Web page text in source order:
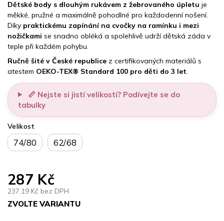
287 Kč
237,19 Kč bez DPH
ZVOLTE VARIANTU
Velikost
74/80 62/68
Dětské body s dlouhým rukávem z žebrovaného úpletu je
měkké, pružné a maximálně pohodlné pro každodenní nošení.
Díky praktickému zapínání na cvočky na ramínku i mezi
nožičkami se snadno obléká a spolehlivě udrží dětská záda v
teple při každém pohybu.
Ručně šité v České republice z certifikovaných materiálů s
atestem OEKO-TEX® Standard 100 pro děti do 3 let
📏 Nejste si jistí velikostí? Podívejte se do
tabulky